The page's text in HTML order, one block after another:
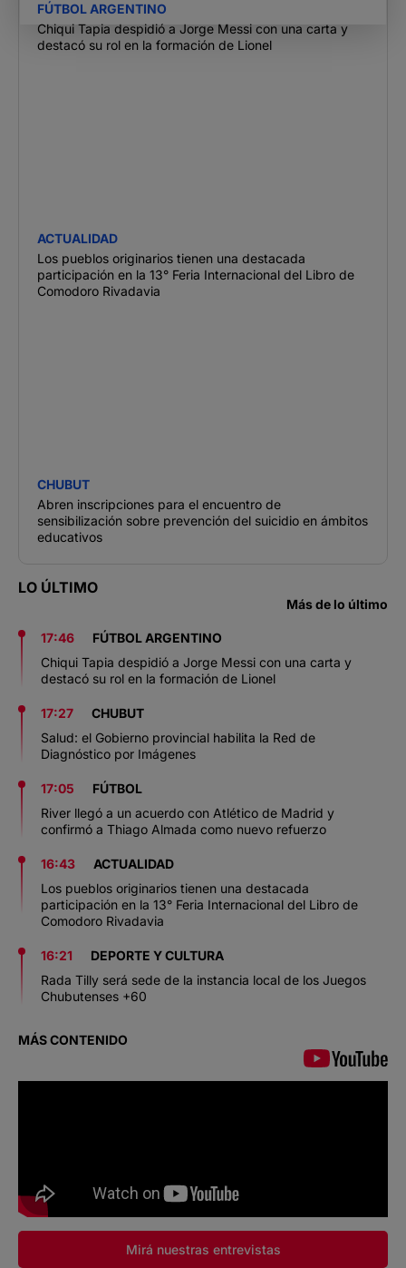
FÚTBOL ARGENTINO
Chiqui Tapia despidió a Jorge Messi con una carta y
destacó su rol en la formación de Lionel
ACTUALIDAD
Los pueblos originarios tienen una destacada
participación en la 13° Feria Internacional del Libro de
Comodoro Rivadavia
CHUBUT
Abren inscripciones para el encuentro de
sensibilización sobre prevención del suicidio en ámbitos
educativos
LO ÚLTIMO
Más de lo último
17:46
FÚTBOL ARGENTINO
Chiqui Tapia despidió a Jorge Messi con una carta y
destacó su rol en la formación de Lionel
17:27
CHUBUT
Salud: el Gobierno provincial habilita la Red de
Diagnóstico por Imágenes
17:05
FÚTBOL
River llegó a un acuerdo con Atlético de Madrid y
confirmó a Thiago Almada como nuevo refuerzo
16:43
ACTUALIDAD
Los pueblos originarios tienen una destacada
participación en la 13° Feria Internacional del Libro de
Comodoro Rivadavia
16:21
DEPORTE Y CULTURA
Rada Tilly será sede de la instancia local de los Juegos
Chubutenses +60
MÁS CONTENIDO
Mirá nuestras entrevistas